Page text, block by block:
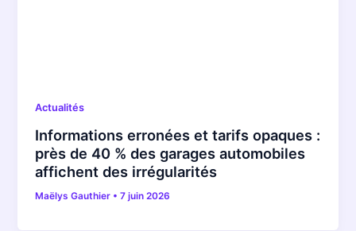
Actualités
Informations erronées et tarifs opaques :
près de 40 % des garages automobiles
affichent des irrégularités
Maëlys Gauthier •7 juin 2026